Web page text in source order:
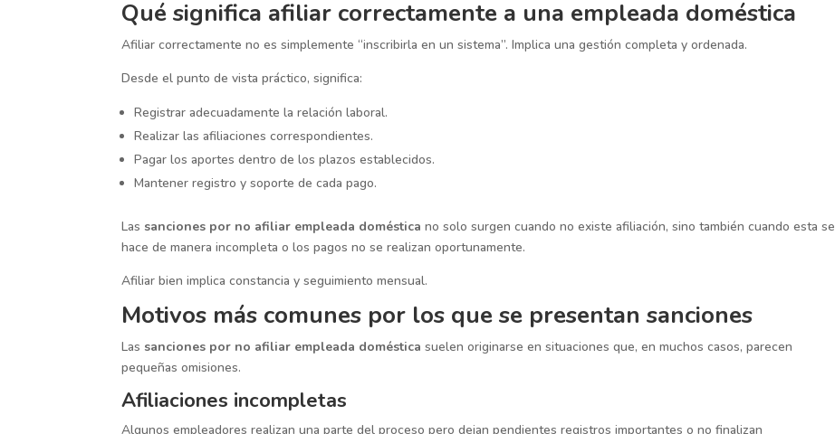
Qué significa afiliar correctamente a una empleada doméstica
Afiliar correctamente no es simplemente “inscribirla en un sistema”. Implica una gestión completa y ordenada.
Desde el punto de vista práctico, significa:
Registrar adecuadamente la relación laboral.
Realizar las afiliaciones correspondientes.
Pagar los aportes dentro de los plazos establecidos.
Mantener registro y soporte de cada pago.
Las sanciones por no afiliar empleada doméstica no solo surgen cuando no existe afiliación, sino también cuando esta se
hace de manera incompleta o los pagos no se realizan oportunamente.
Afiliar bien implica constancia y seguimiento mensual.
Motivos más comunes por los que se presentan sanciones
Las sanciones por no afiliar empleada doméstica suelen originarse en situaciones que, en muchos casos, parecen
pequeñas omisiones.
Afiliaciones incompletas
Algunos empleadores realizan una parte del proceso pero dejan pendientes registros importantes o no finalizan